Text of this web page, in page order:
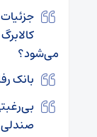
می‌شود؟
بانک